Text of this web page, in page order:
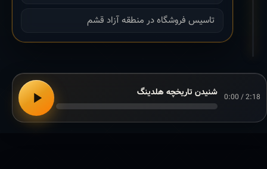
تاسیس فروشگاه در منطقه آزاد قشم
0:00 / 2:18 شنیدن تاریخچه هلدینگ